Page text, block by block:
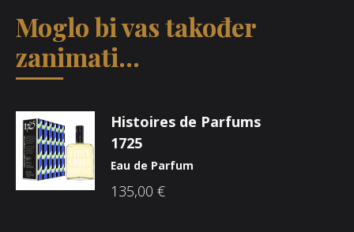
Moglo bi vas također
zanimati...
Histoires de Parfums
1725
Eau de Parfum
135,00 €